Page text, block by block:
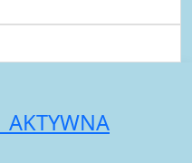
AKTYWNA